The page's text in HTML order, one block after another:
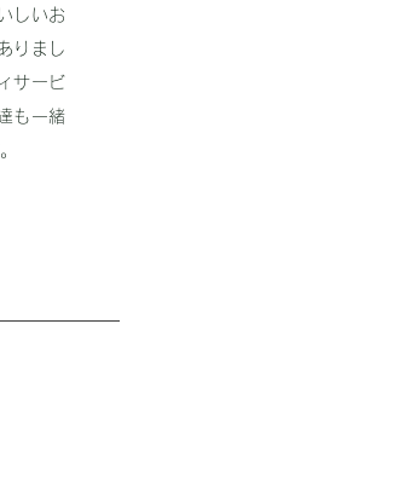
しいお
りまし
サービ
も一緒